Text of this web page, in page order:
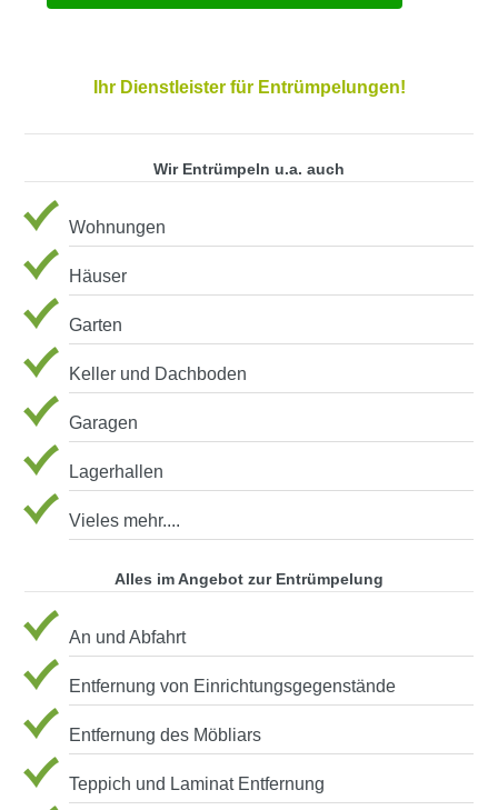
Ihr Dienstleister für Entrümpelungen!
Wir Entrümpeln u.a. auch
Wohnungen
Häuser
Garten
Keller und Dachboden
Garagen
Lagerhallen
Vieles mehr....
Alles im Angebot zur Entrümpelung
An und Abfahrt
Entfernung von Einrichtungsgegenstände
Entfernung des Möbliars
Teppich und Laminat Entfernung